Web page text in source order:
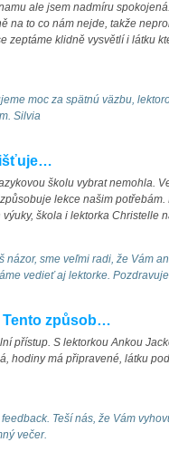
ale jsem nadmíru
na to co nám nejde, takže
zeptáme klidně vysvětlí i látku
moc za spätnú väzbu,
Silvia
školu vybrat nemohla.
lekce našim
škola i lektorka Christelle
názor, sme veľmi radi, že Vám
vedieť aj lektorke.
Tento způsob…
přístup. S lektorkou Ankou
hodiny má připravené, látku
Teší nás, že Vám
večer.